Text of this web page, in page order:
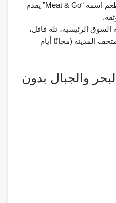
هناك مطعم اسمه “Meat & Go” يقدم
الرئيسية، تلة فافل،
المدينة (مجانًا أيام
البحر والجبال بدون